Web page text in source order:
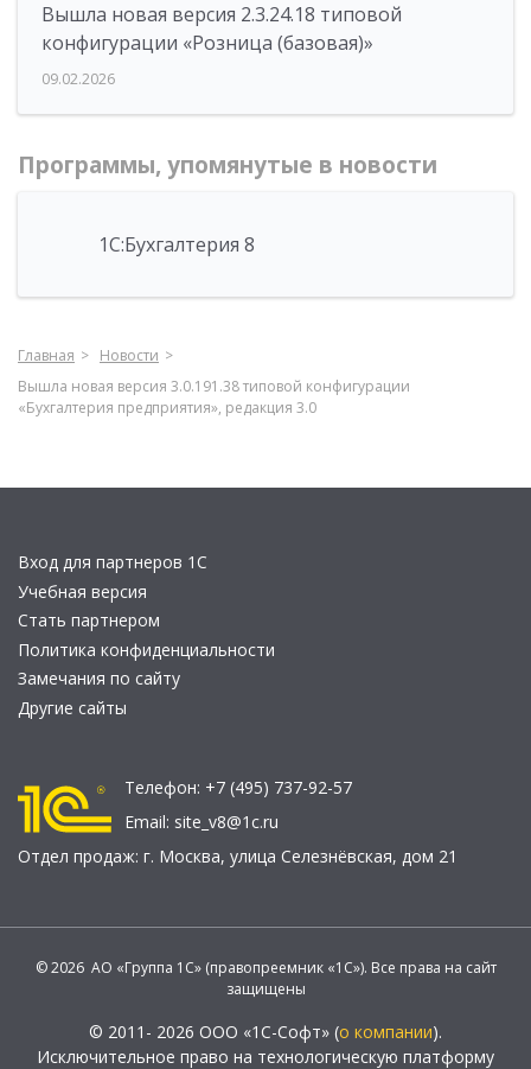
Вышла новая версия 2.3.24.18 типовой
конфигурации «Розница (базовая)»
09.02.2026
Программы, упомянутые в новости
1С:Бухгалтерия 8
Главная
Новости
Вышла новая версия 3.0.191.38 типовой конфигурации
«Бухгалтерия предприятия», редакция 3.0
Вход для партнеров 1С
Учебная версия
Стать партнером
Политика конфиденциальности
Замечания по сайту
Другие сайты
Телефон: +7 (495) 737-92-57
Email: site_v8@1c.ru
Отдел продаж: г. Москва, улица Селезнёвская, дом 21
© 2026 АО «Группа 1С» (правопреемник «1С»). Все права на сайт
защищены
© 2011- 2026 ООО «1С-Софт» (о компании).
Исключительное право на технологическую платформу